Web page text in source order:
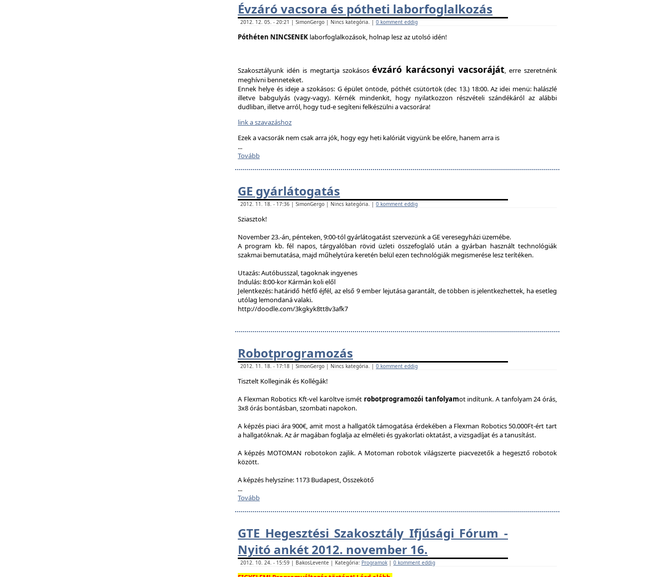
Évzáró vacsora és pótheti laborfoglalkozás
2012. 12. 05. - 20:21 | SimonGergo | Nincs kategória. | 0 komment eddig
Póthéten NINCSENEK laborfoglalkozások, holnap lesz az utolsó idén!
Szakosztályunk idén is megtartja szokásosévzáró karácsonyi vacsoráját, erre szeretnénk
meghívni benneteket.
Ennek helye és ideje a szokásos: G épület öntöde, póthét csütörtök (dec 13.) 18:00. Az idei menü: halászlé
illetve babgulyás (vagy-vagy). Kérnék mindenkit, hogy nyilatkozzon részvételi szándékáról az alábbi
dudliban, illetve arról, hogy tud-e segíteni felkészülni a vacsorára!
link a szavazáshoz
Ezek a vacsorák nem csak arra jók, hogy egy heti kalóriát vigyünk be előre, hanem arra is
...
Tovább
GE gyárlátogatás
2012. 11. 18. - 17:36 | SimonGergo | Nincs kategória. | 0 komment eddig
Sziasztok!
November 23.-án, pénteken, 9:00-tól gyárlátogatást szervezünk a GE veresegyházi üzemébe.
A program kb. fél napos, tárgyalóban rövid üzleti összefoglaló után a gyárban használt technológiák
szakmai bemutatása, majd műhelytúra keretén belül ezen technológiák megismerése lesz terítéken.
Utazás: Autóbusszal, tagoknak ingyenes
Indulás: 8:00-kor Kármán koli elől
Jelentkezés: határidő hétfő éjfél, az első 9 ember lejutása garantált, de többen is jelentkezhettek, ha esetleg
utólag lemondaná valaki.
http://doodle.com/3kgkyk8tt8v3afk7
Robotprogramozás
2012. 11. 18. - 17:18 | SimonGergo | Nincs kategória. | 0 komment eddig
Tisztelt Kolleginák és Kollégák!
A Flexman Robotics Kft-vel karöltve ismét robotprogramozói tanfolyamot indítunk. A tanfolyam 24 órás,
3x8 órás bontásban, szombati napokon.
A képzés piaci ára 900€, amit most a hallgatók támogatása érdekében a Flexman Robotics 50.000Ft-ért tart
a hallgatóknak. Az ár magában foglalja az elméleti és gyakorlati oktatást, a vizsgadíjat és a tanusítást.
A képzés MOTOMAN robotokon zajlik. A Motoman robotok világszerte piacvezetők a hegesztő robotok
között.
A képzés helyszíne: 1173 Budapest, Összekötő
...
Tovább
GTE Hegesztési Szakosztály Ifjúsági Fórum -
Nyitó ankét 2012. november 16.
2012. 10. 24. - 15:59 | BakosLevente | Kategória: Programok | 0 komment eddig